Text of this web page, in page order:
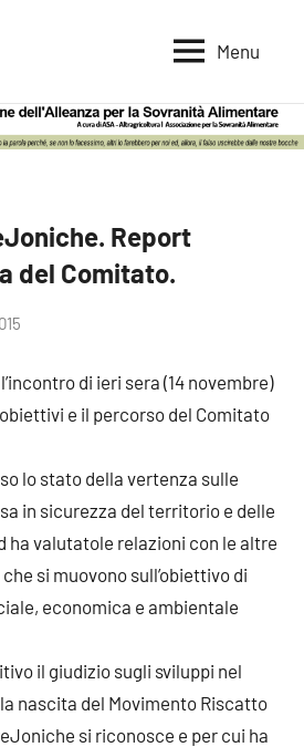
Menu
Report
del Comitato.
di ieri sera (14 novembre)
e il percorso del Comitato
lo stato della vertenza sulle
in sicurezza del territorio e delle
ha valutatole relazioni con le altre
si muovono sull’obiettivo di
economica e ambientale
il giudizio sugli sviluppi nel
nascita del Movimento Riscatto
si riconosce e per cui ha